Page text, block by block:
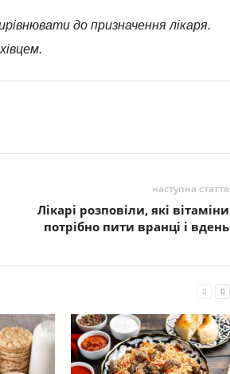
до призначення лікаря.
наступна стаття
Лікарі розповіли, які вітаміни
потрібно пити вранці і вдень